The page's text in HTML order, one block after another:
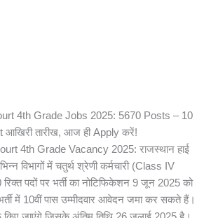
4th Grade Jobs 2025: 5670 Posts – 10
आखिरी तारीख, आज ही Apply करें!
4th Grade Vacancy 2025: राजस्थान हाई
विभागों में चतुर्थ श्रेणी कर्मचारी (Class IV
पदों पर भर्ती का नोटिफिकेशन 9 जून 2025 को
में 10वीं पास उम्मीदवार आवेदन जमा कर सकते हैं।